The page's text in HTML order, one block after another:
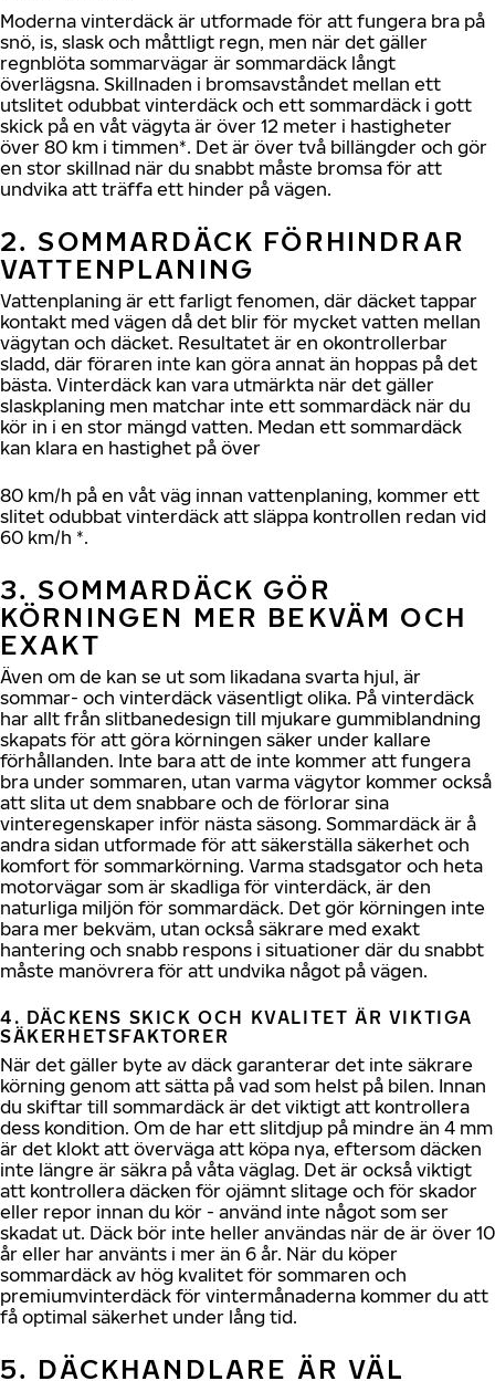
Moderna vinterdäck är utformade för att fungera bra på
snö, is, slask och måttligt regn, men när det gäller
regnblöta sommarvägar är sommardäck långt
överlägsna. Skillnaden i bromsavståndet mellan ett
utslitet odubbat vinterdäck och ett sommardäck i gott
skick på en våt vägyta är över 12 meter i hastigheter
över 80 km i timmen*. Det är över två billängder och gör
en stor skillnad när du snabbt måste bromsa för att
undvika att träffa ett hinder på vägen.
2. SOMMARDÄCK FÖRHINDRAR
VATTENPLANING
Vattenplaning är ett farligt fenomen, där däcket tappar
kontakt med vägen då det blir för mycket vatten mellan
vägytan och däcket. Resultatet är en okontrollerbar
sladd, där föraren inte kan göra annat än hoppas på det
bästa. Vinterdäck kan vara utmärkta när det gäller
slaskplaning men matchar inte ett sommardäck när du
kör in i en stor mängd vatten. Medan ett sommardäck
kan klara en hastighet på över
80 km/h på en våt väg innan vattenplaning, kommer ett
slitet odubbat vinterdäck att släppa kontrollen redan vid
60 km/h *.
3. SOMMARDÄCK GÖR
KÖRNINGEN MER BEKVÄM OCH
EXAKT
Även om de kan se ut som likadana svarta hjul, är
sommar- och vinterdäck väsentligt olika. På vinterdäck
har allt från slitbanedesign till mjukare gummiblandning
skapats för att göra körningen säker under kallare
förhållanden. Inte bara att de inte kommer att fungera
bra under sommaren, utan varma vägytor kommer också
att slita ut dem snabbare och de förlorar sina
vinteregenskaper inför nästa säsong. Sommardäck är å
andra sidan utformade för att säkerställa säkerhet och
komfort för sommarkörning. Varma stadsgator och heta
motorvägar som är skadliga för vinterdäck, är den
naturliga miljön för sommardäck. Det gör körningen inte
bara mer bekväm, utan också säkrare med exakt
hantering och snabb respons i situationer där du snabbt
måste manövrera för att undvika något på vägen.
4. DÄCKENS SKICK OCH KVALITET ÄR VIKTIGA
SÄKERHETSFAKTORER
När det gäller byte av däck garanterar det inte säkrare
körning genom att sätta på vad som helst på bilen. Innan
du skiftar till sommardäck är det viktigt att kontrollera
dess kondition. Om de har ett slitdjup på mindre än 4 mm
är det klokt att överväga att köpa nya, eftersom däcken
inte längre är säkra på våta väglag. Det är också viktigt
att kontrollera däcken för ojämnt slitage och för skador
eller repor innan du kör - använd inte något som ser
skadat ut. Däck bör inte heller användas när de är över 10
år eller har använts i mer än 6 år. När du köper
sommardäck av hög kvalitet för sommaren och
premiumvinterdäck för vintermånaderna kommer du att
få optimal säkerhet under lång tid.
5. DÄCKHANDLARE ÄR VÄL